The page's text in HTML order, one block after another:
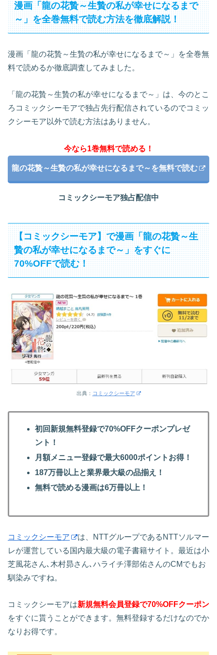
漫画「龍の花贄～生贄の私が幸せになるまで
～」を全巻無料で読む方法を徹底解説！
漫画「龍の花贄～生贄の私が幸せになるまで～」を全巻無
料で読めるか徹底調査してみました。
「龍の花贄～生贄の私が幸せになるまで～」は、今のとこ
ろコミックシーモアで独占先行配信されているのでコミッ
クシーモア以外で読む方法はありません。
今なら1巻無料で読める！
龍の花贄～生贄の私が幸せになるまで～を無料で読む
コミックシーモア独占配信中
【コミックシーモア】で漫画「龍の花贄～生
贄の私が幸せになるまで～」をすぐに
70%OFFで読む！
出典： コミックシーモア
初回新規無料登録で70%OFFクーポンプレゼ
ント！
月額メニュー登録で最大6000ポイントお得！
187万冊以上と業界最大級の品揃え！
無料で読める漫画は6万冊以上！
コミックシーモア
は、NTTグループであるNTTソルマー
レが運営している国内最大級の電子書籍サイト。最近は小
芝風花さん､木村昴さん､ハライチ澤部佑さんのCMでもお
馴染みですね。
コミックシーモアは新規無料会員登録で70%OFFクーポン
をすぐに貰うことができます。無料登録するだけなのでか
なりお得です。